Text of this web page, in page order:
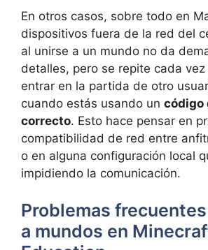
En otros casos, sobre todo en
dispositivos fuera de la red del
al unirse a un mundo no da
detalles, pero se repite cada
entrar en la partida de otro
cuando estás usando un código
correcto. Esto hace pensar en
compatibilidad de red entre
o en alguna configuración local
impidiendo la comunicación.
Problemas
a mundos en